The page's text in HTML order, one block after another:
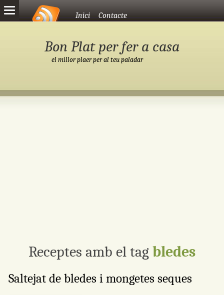
Vés al contingutInici Contacte
Bon Plat per fer a casa
el millor plaer per al teu paladar
Receptes amb el tag bledes
Saltejat de bledes i mongetes seques